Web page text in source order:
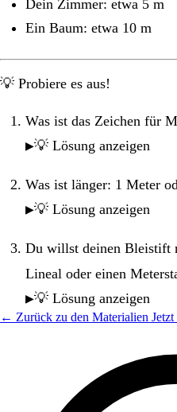
Dein Zimmer: etwa 5 m
Ein Baum: etwa 10 m
💡 Probiere es aus!
Was ist das Zeichen für
💡 Lösung anzeigen
Was ist länger: 1 Meter
💡 Lösung anzeigen
Du willst deinen Bleistift
Lineal oder einen
💡 Lösung anzeigen
← Zurück zu den Materialien